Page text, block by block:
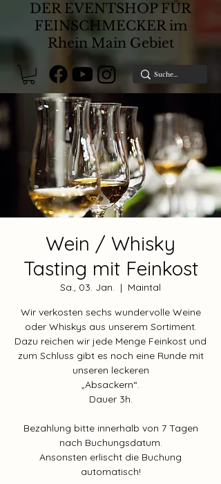
DER EVENTSHOP FÜR
FEINSCHMECKER im
Rhein Main Gebiet
Wein / Whisky
Tasting mit Feinkost
Sa., 03. Jan.
  |
Maintal
Wir verkosten sechs wundervolle Weine
oder Whiskys aus unserem Sortiment.
Dazu reichen wir jede Menge Feinkost und
zum Schluss gibt es noch eine Runde mit
unseren leckeren
„Absackern“.
Dauer 3h.
Bezahlung bitte innerhalb von 7 Tagen
nach Buchungsdatum.
Ansonsten erlischt die Buchung
automatisch!